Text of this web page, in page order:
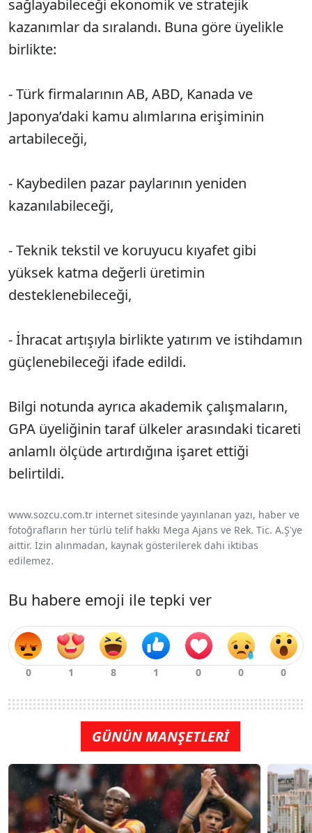
sağlayabileceği ekonomik ve stratejik
kazanımlar da sıralandı. Buna göre üyelikle
birlikte:
- Türk firmalarının AB, ABD, Kanada ve
Japonya’daki kamu alımlarına erişiminin
artabileceği,
- Kaybedilen pazar paylarının yeniden
kazanılabileceği,
- Teknik tekstil ve koruyucu kıyafet gibi
yüksek katma değerli üretimin
desteklenebileceği,
- İhracat artışıyla birlikte yatırım ve istihdamın
güçlenebileceği ifade edildi.
Bilgi notunda ayrıca akademik çalışmaların,
GPA üyeliğinin taraf ülkeler arasındaki ticareti
anlamlı ölçüde artırdığına işaret ettiği
belirtildi.
www.sozcu.com.tr internet sitesinde yayınlanan yazı, haber ve
fotoğrafların her türlü telif hakkı Mega Ajans ve Rek. Tic. A.Ş'ye
aittir. İzin alınmadan, kaynak gösterilerek dahi iktibas
edilemez.
Bu habere emoji ile tepki ver
GÜNÜN MANŞETLERİ